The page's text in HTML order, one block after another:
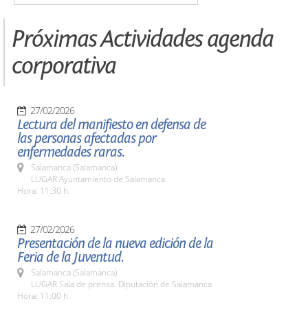
Próximas Actividades agenda
corporativa
27/02/2026
Lectura del manifiesto en defensa de
las personas afectadas por
enfermedades raras.
Salamanca (Salamanca)
LUGAR Ayuntamiento de Salamanca.
Hora: 11:30 h.
27/02/2026
Presentación de la nueva edición de la
Feria de la Juventud.
Salamanca (Salamanca)
LUGAR Sala de prensa. Diputación de Salamanca
Hora: 11:00 h.